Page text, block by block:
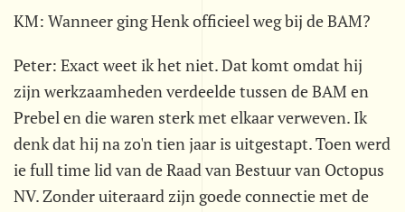
KM: Wanneer ging Henk officieel weg bij de BAM?
Peter: Exact weet ik het niet. Dat komt omdat hij
zijn werkzaamheden verdeelde tussen de BAM en
Prebel en die waren sterk met elkaar verweven. Ik
denk dat hij na zo'n tien jaar is uitgestapt. Toen werd
ie full time lid van de Raad van Bestuur van Octopus
NV. Zonder uiteraard zijn goede connectie met de